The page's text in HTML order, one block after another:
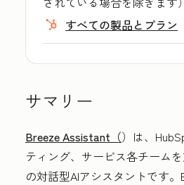
すべての製品とプラン
サマリー
Breeze Assistant（）は、
ティング、サービス各チーム
の対話型AIアシスタントです